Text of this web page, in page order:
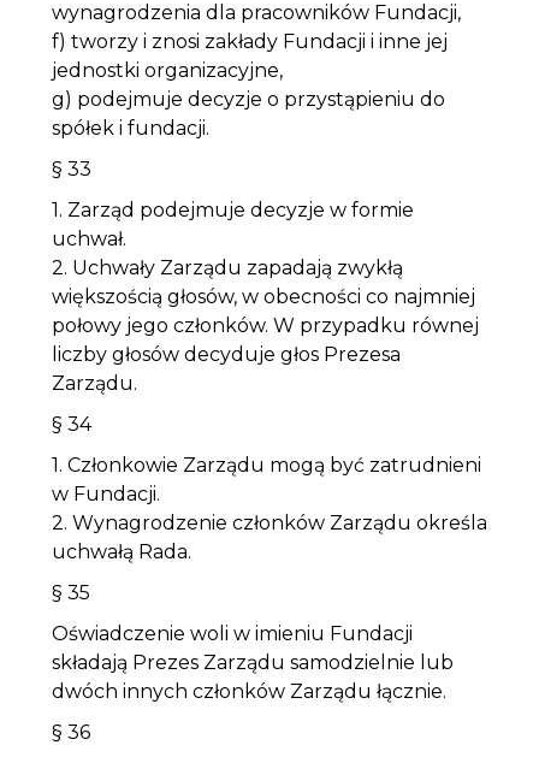
wynagrodzenia dla pracowników Fundacji,
f) tworzy i znosi zakłady Fundacji i inne jej
jednostki organizacyjne,
g) podejmuje decyzje o przystąpieniu do
spółek i fundacji.
§ 33
1. Zarząd podejmuje decyzje w formie
uchwał.
2. Uchwały Zarządu zapadają zwykłą
większością głosów, w obecności co najmniej
połowy jego członków. W przypadku równej
liczby głosów decyduje głos Prezesa
Zarządu.
§ 34
1. Członkowie Zarządu mogą być zatrudnieni
w Fundacji.
2. Wynagrodzenie członków Zarządu określa
uchwałą Rada.
§ 35
Oświadczenie woli w imieniu Fundacji
składają Prezes Zarządu samodzielnie lub
dwóch innych członków Zarządu łącznie.
§ 36